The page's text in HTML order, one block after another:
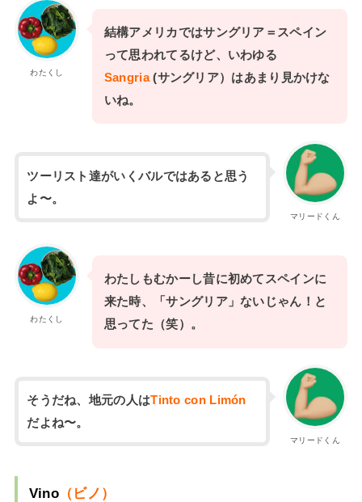
わたくし
結構アメリカではサングリア＝スペイン
って思われてるけど、いわゆる
Sangria(サングリア）はあまり見かけな
いね。
マリードくん
ツーリスト達がいくバルではあると思う
よ〜。
わたくし
わたしもむかーし昔に初めてスペインに
来た時、「サングリア」ないじゃん！と
思ってた（笑）。
マリードくん
そうだね、地元の人はTinto con Limón
だよね〜。
Vino（ビノ）